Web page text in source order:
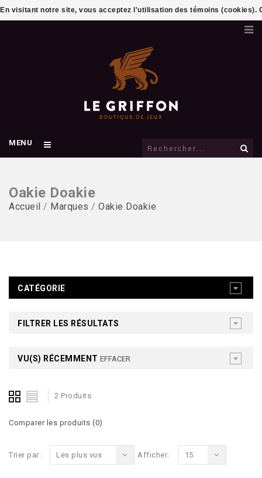
MENU
Oakie Doakie
Accueil / Marques / Oakie Doakie
CATÉGORIE
FILTRER LES RÉSULTATS
VU(S) RÉCEMMENT EFFACER
2 Produits
Comparer les produits (0)
Trier par: Les plus vus Afficher: 15
En visitant notre site, vous acceptez l'utilisation des témoins